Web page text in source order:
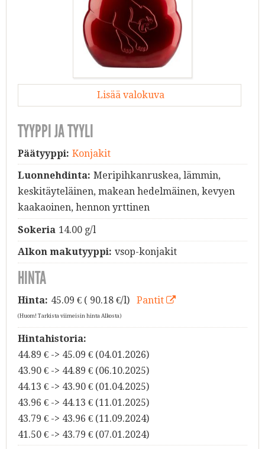
Lisää valokuva
TYYPPI JA TYYLI
Päätyyppi: Konjakit
Luonnehdinta: Meripihkanruskea, lämmin,
keskitäyteläinen, makean hedelmäinen, kevyen
kaakaoinen, hennon yrttinen
Sokeria 14.00 g/l
Alkon makutyyppi: vsop-konjakit
HINTA
Hinta: 45.09 € ( 90.18 €/l) Pantit
(Huom! Tarkista viimeisin hinta Alkosta)
Hintahistoria:
44.89 € -> 45.09 € (04.01.2026)
43.90 € -> 44.89 € (06.10.2025)
44.13 € -> 43.90 € (01.04.2025)
43.96 € -> 44.13 € (11.01.2025)
43.79 € -> 43.96 € (11.09.2024)
41.50 € -> 43.79 € (07.01.2024)